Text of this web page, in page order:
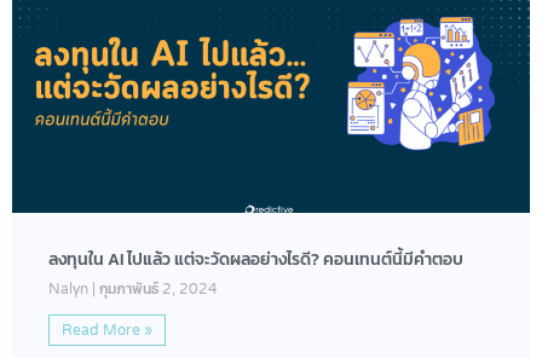
ลงทุนใน AI ไปแล้ว แต่จะวัดผลอย่างไรดี? คอนเทนต์นี้มีคำตอบ
Nalyn กุมภาพันธ์ 2, 2024
Read More »